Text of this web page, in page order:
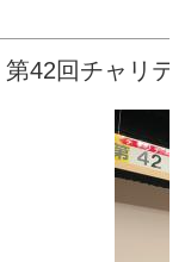
第42回チャリテ